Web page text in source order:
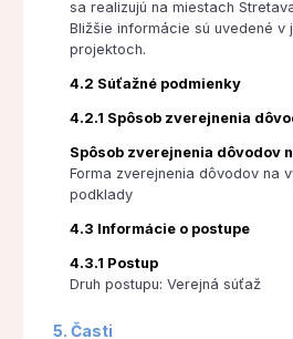
sa realizujú na miestach
Bližšie informácie sú uvedené v
projektoch.
4.2 Súťažné podmienky
4.2.1 Spôsob zverejnenia
Spôsob zverejnenia dôvodov
Forma zverejnenia dôvodov na
podklady
4.3 Informácie o postupe
4.3.1 Postup
Druh postupu: Verejná súťaž
5. Časti